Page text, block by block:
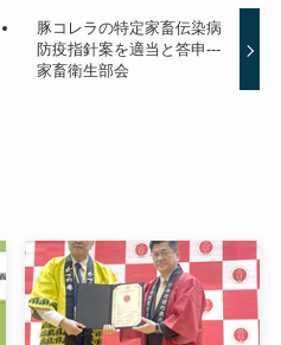
豚コレラの特定家畜伝染病
防疫指針案を適当と答申---
家畜衛生部会